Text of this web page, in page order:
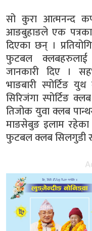
सो कुरा आत्मनन्द
आङबुहाङले एक
दिएका छन् ।
फुटबल
जानकारी दिए ।
भाङबारी स्पोर्टिङ
सिरिजंगा स्पोर्टिङ
तिजोक युवा क्लब
माङसेबुङ इलाम
फुटबल क्लब सिलगुडी